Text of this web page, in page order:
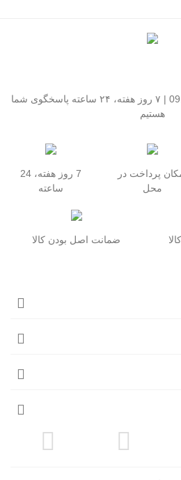
تلفن پشتیبانی | 09120511400 | ۷ روز هفته، ۲۴ ساعته پاسخگوی شما
هستیم
پرداخت در
محل
7 روز هفته، 24
ساعته
ضمانت اصل بودن کالا